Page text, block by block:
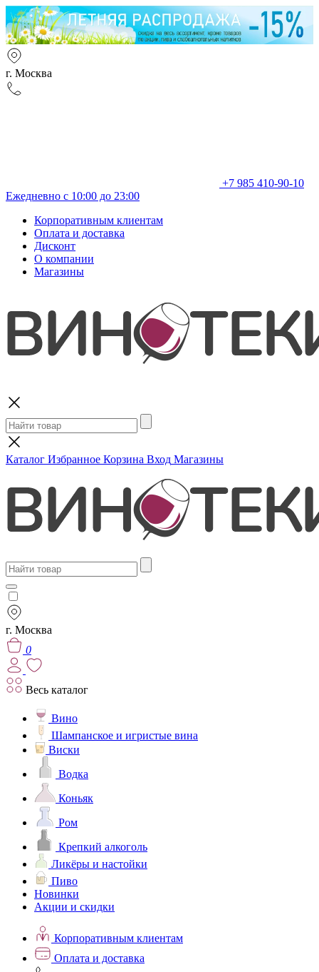
г. Москва
+7 985 410-90-10
Ежедневно с 10:00 до 23:00
Корпоративным клиентам
Оплата и доставка
Дисконт
О компании
Магазины
Каталог Избранное Корзина Вход Магазины
г. Москва
0
Весь каталог
Вино
Шампанское и игристые вина
Виски
Водка
Коньяк
Ром
Крепкий алкоголь
Ликёры и настойки
Пиво
Новинки
Акции и скидки
Корпоративным клиентам
Оплата и доставка